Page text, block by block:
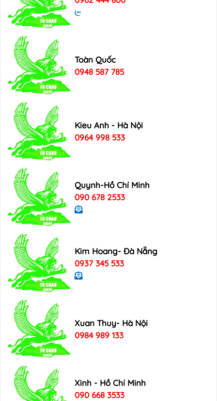
Toàn Quốc
0948 587 785
Kieu Anh - Hà Nội
0964 998 533
Quynh-Hồ Chí Minh
090 678 2533
Kim Hoang- Đà Nẵng
0937 345 533
Xuan Thuy- Hà Nội
0984 989 133
Xinh - Hồ Chí Minh
090 668 3533